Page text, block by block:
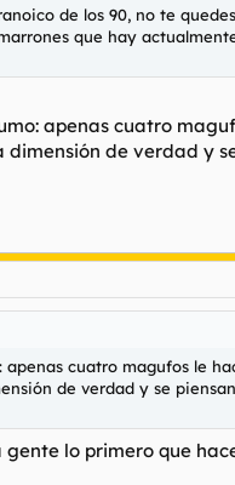
de los 90, no te
que hay
apenas cuatro
de verdad y
cuatro magufos le
de verdad y se
lo primero que